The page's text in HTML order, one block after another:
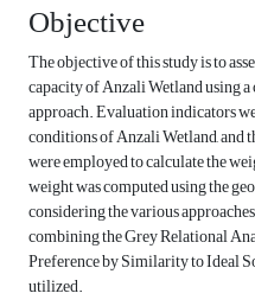
Objective
The objective of this study is to
capacity of Anzali Wetland using
approach. Evaluation indicators
conditions of Anzali Wetland, and
were employed to calculate the
weight was computed using the
considering the various
combining the Grey Relational
Preference by Similarity to Ideal
utilized.